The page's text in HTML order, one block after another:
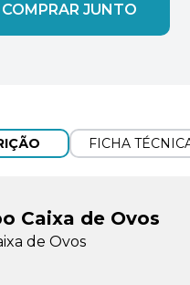
COMPRAR JUNTO
FICHA
Caixa de Ovos
de Ovos